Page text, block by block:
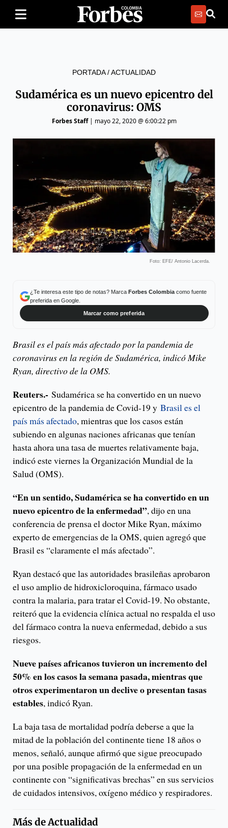
PORTADA/ACTUALIDAD
Sudamérica es un nuevo epicentro del
coronavirus: OMS
Forbes Staff| mayo 22, 2020 @ 6:00:22 pm
Foto: EFE/ Antonio Lacerda.
¿Te interesa este tipo de notas? Marca Forbes Colombiacomo fuente
preferida en Google.
Marcar como preferida
Brasil es el país más afectado por la pandemia de
coronavirus en la región de Sudamérica, indicó Mike
Ryan, directivo de la OMS.
Reuters.- Sudamérica se ha convertido en un nuevo
epicentro de la pandemia de Covid-19 y Brasil es el
país más afectado, mientras que los casos están
subiendo en algunas naciones africanas que tenían
hasta ahora una tasa de muertes relativamente baja,
indicó este viernes la Organización Mundial de la
Salud (OMS).
“En un sentido, Sudamérica se ha convertido en un
nuevo epicentro de la enfermedad”, dijo en una
conferencia de prensa el doctor Mike Ryan, máximo
experto de emergencias de la OMS, quien agregó que
Brasil es “claramente el más afectado”.
Ryan destacó que las autoridades brasileñas aprobaron
el uso amplio de hidroxicloroquina, fármaco usado
contra la malaria, para tratar el Covid-19. No obstante,
reiteró que la evidencia clínica actual no respalda el uso
del fármaco contra la nueva enfermedad, debido a sus
riesgos.
Nueve países africanos tuvieron un incremento del
50% en los casos la semana pasada, mientras que
otros experimentaron un declive o presentan tasas
estables, indicó Ryan.
La baja tasa de mortalidad podría deberse a que la
mitad de la población del continente tiene 18 años o
menos, señaló, aunque afirmó que sigue preocupado
por una posible propagación de la enfermedad en un
continente con “significativas brechas” en sus servicios
de cuidados intensivos, oxígeno médico y respiradores.
Más deActualidad